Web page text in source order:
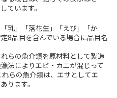
ています。
乳」「落花生」「えび」「か
8品目を含んでいる場合に品目名
らの魚介類を原材料として製造
法によりエビ・カニが混じって
らの魚介類は、エサとしてエ
ります。